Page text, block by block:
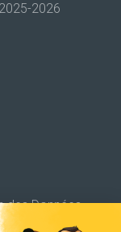
2026
des Données